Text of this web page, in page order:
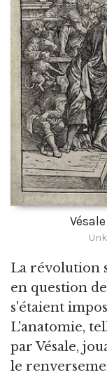
La révolution
en question
s'étaient
L'anatomie,
par Vésale,
le